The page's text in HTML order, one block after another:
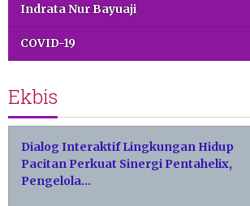
Indrata Nur Bayuaji
COVID-19
Ekbis
Dialog Interaktif Lingkungan Hidup
Pacitan Perkuat Sinergi Pentahelix,
Pengelola…